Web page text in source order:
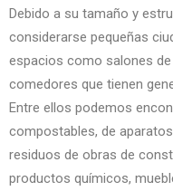
Debido a su tamaño y
considerarse pequeñas
espacios como salones
comedores que tienen
Entre ellos podemos
compostables, de
residuos de obras de
productos químicos,